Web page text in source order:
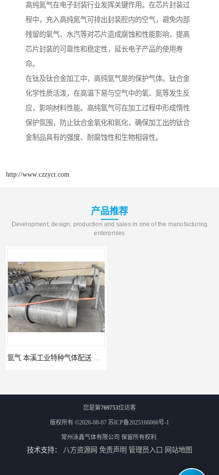
高纯氮气在电子封装行业发挥关键作用。在芯片封装过
程中，充入高纯氮气可排出封装腔内的空气，避免内部
残留的氧气、水汽等对芯片造成腐蚀和性能影响，提高
芯片封装的可靠性和稳定性，延长电子产品的使用寿
命。
在钛及钛合金加工中，高纯氩气是的保护气体。钛合金
化学性质活泼，在高温下易与空气中的氧、氮等发生反
应，影响材料性能。高纯氩气可在加工过程中形成惰性
保护氛围，防止钛合金氧化和氮化，确保加工出的钛合
金制品具有的强度、耐腐蚀性和生物相容性。​
http://www.czzyct.com
产品推荐
Development, design, production and sales in one of the manufacturing
enterprises
您是第769753位访客
版权所有 ©2026-08-07 苏ICP备2025166066号-1
常州泳鑫气体有限公司 保留所有权利.
技术支持： 八方资源网 免责声明 管理员入口 网站地图